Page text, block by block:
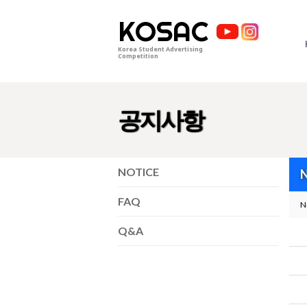
KOSAC
Korea Student Advertising
Competition
공지사항
NOTICE
FAQ
Q&A